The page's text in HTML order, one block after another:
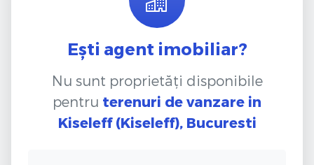
Ești agent imobiliar?
Nu sunt proprietăți disponibile
pentru terenuri de vanzare in
Kiseleff (Kiseleff), Bucuresti